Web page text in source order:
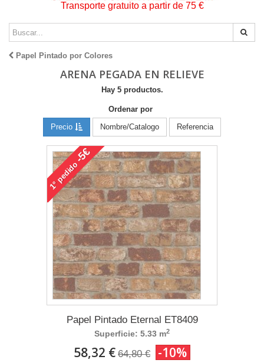
Transporte gratuito a partir de 75 €
Papel Pintado por Colores
ARENA PEGADA EN RELIEVE
Hay 5 productos.
Ordenar por
Precio
Nombre/Catalogo Referencia
1°
pedido
-5€
Papel Pintado Eternal ET8409
Superficie: 5.33 m2
58,32 € 64,80 € -10%